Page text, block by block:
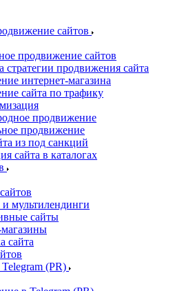
сайтов
продвижение сайтов
стратегии продвижения сайта
интернет-магазина
сайта по трафику
продвижение
продвижение
из под санкций
сайта в каталогах
мультилендинги
сайты
сайта
(PR)